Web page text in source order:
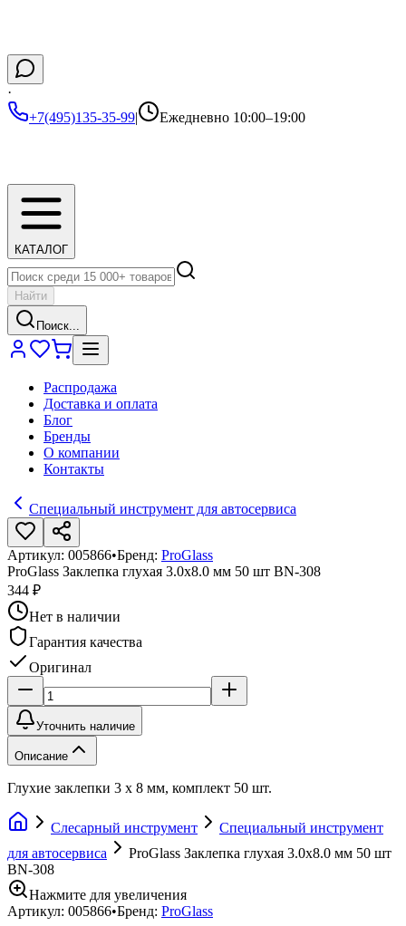
·
+7(495)135-35-99| Ежедневно 10:00–19:00
КАТАЛОГ
Найти
Поиск...
Распродажа
Доставка и оплата
Блог
Бренды
О компании
Контакты
Специальный инструмент для автосервиса
Артикул: 005866•Бренд: ProGlass
ProGlass Заклепка глухая 3.0х8.0 мм 50 шт BN-308
344 ₽
Нет в наличии
Гарантия качества
Оригинал
Уточнить наличие
Описание
Глухие заклепки 3 x 8 мм, комплект 50 шт.
Слесарный инструмент
Специальный инструмент
для автосервиса
ProGlass Заклепка глухая 3.0х8.0 мм 50 шт
BN-308
Нажмите для увеличения
Артикул: 005866•Бренд: ProGlass